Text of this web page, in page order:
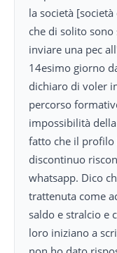
la società
che di solito
inviare una pec
14esimo giorno
dichiaro di voler
percorso
impossibilità
fatto che il profilo
discontinuo
whatsapp. Dico
trattenuta come
saldo e stralcio e
loro iniziano a